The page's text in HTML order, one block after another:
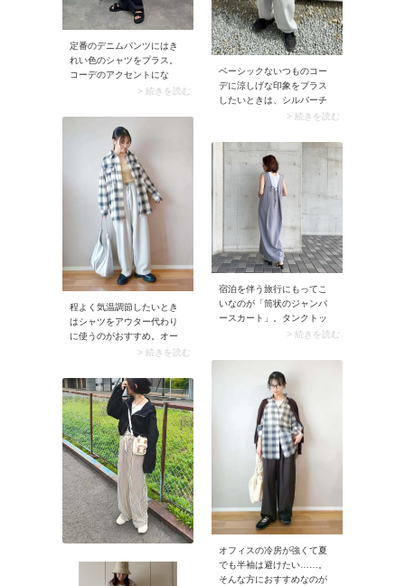
あたりに来るようにつける
とスマートなルックスに。
ベーシックないつものコー
デに涼しげな印象をプラス
したいときは、シルバーチ
ェーンネックレスが最適。
いボリューム感＆長さのシ
ルバーネックレス。やや厚
みのあるカットソーに合わ
せてもバランスよく決まる
のが魅力です。
> 続きを読む
定番のデニムパンツにはき
れい色のシャツをプラス。
コーデのアクセントにな
り、またシャツなら脱ぎ着
目にぴったりです。その際
デニムパンツはベルトやト
ップスインなどウエストマ
ークするのがポイント。シ
ャツを羽織ったときにメリ
ハリが出てすっきり見えま
> 続きを読む
程よく気温調節したいとき
はシャツをアウター代わり
に使うのがおすすめ。オー
バーサイズシルエットを選
すっぽりカバーできます。
薄手素材かつ丈感が長すぎ
ないためコンパクトに畳
め、荷物になりにくいのも
メリット。
> 続きを読む
宿泊を伴う旅行にもってこ
いなのが「筒状のジャンパ
ースカート」。タンクトッ
プやTシャツなどトップスを
わるので、少ない服で着回
しできますよ。ストンと落
ちる筒のようなシルエット
は通気性がよく、スマート
なルックスに仕上がりま
> 続きを読む
オフィスの冷房が強くて夏
でも半袖は避けたい……。
そんな方におすすめなのが